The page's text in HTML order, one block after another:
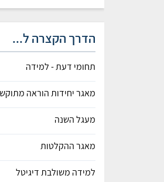
הדרך הקצרה ל...
תחומי דעת - למידה
מאגר יחידות הוראה
מעגל השנה
מאגר ההקלטות
למידה משולבת דיגיטל